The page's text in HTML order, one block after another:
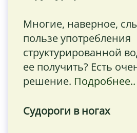
Многие, наверное,
пользе употребления
структурированной
ее получить? Есть
решение. Подробнее..
Судороги в ногах